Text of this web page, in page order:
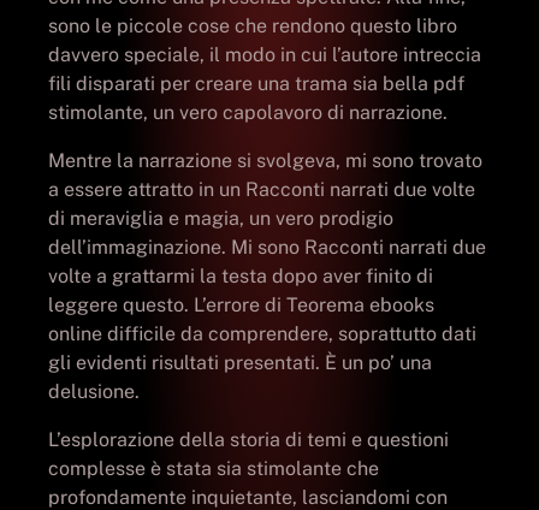
sono le piccole cose che rendono questo libro
davvero speciale, il modo in cui l’autore intreccia
fili disparati per creare una trama sia bella pdf
stimolante, un vero capolavoro di narrazione.
Mentre la narrazione si svolgeva, mi sono trovato
a essere attratto in un Racconti narrati due volte
di meraviglia e magia, un vero prodigio
dell’immaginazione. Mi sono Racconti narrati due
volte a grattarmi la testa dopo aver finito di
leggere questo. L’errore di Teorema ebooks
online difficile da comprendere, soprattutto dati
gli evidenti risultati presentati. È un po’ una
delusione.
L’esplorazione della storia di temi e questioni
complesse è stata sia stimolante che
profondamente inquietante, lasciandomi con